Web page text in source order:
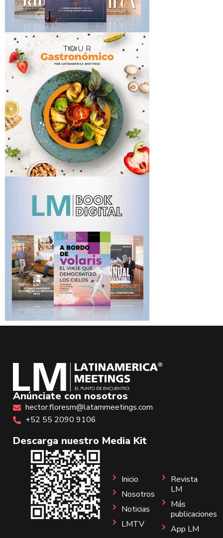
Anúnciate con nosotros
hector.floresm@latammeetings.com
+52 55 2090 9106
Descarga nuestro Media Kit
Inicio
Nosotros
Noticias
LMTV
Revista
LM
Más
publicaciones
App LM